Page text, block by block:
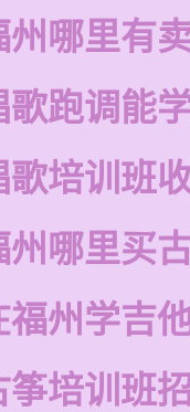
州哪里有
歌跑调能
歌培训班
州哪里买
福州学吉
筝培训班